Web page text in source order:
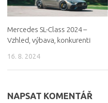
Mercedes SL-Class 2024 –
Vzhled, výbava, konkurenti
16. 8. 2024
NAPSAT KOMENTÁŘ